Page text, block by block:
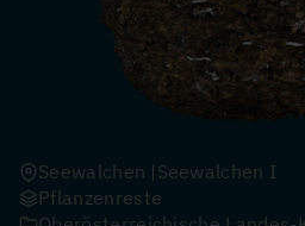
Seewalchen Seewalchen I
Pflanzenreste